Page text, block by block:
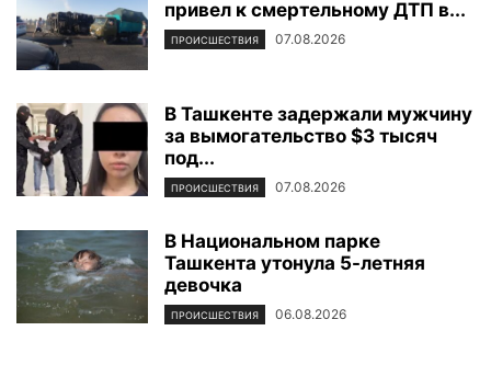
привел к смертельному ДТП в...
ПРОИСШЕСТВИЯ 07.08.2026
В Ташкенте задержали мужчину
за вымогательство $3 тысяч
под...
ПРОИСШЕСТВИЯ 07.08.2026
В Национальном парке
Ташкента утонула 5-летняя
девочка
ПРОИСШЕСТВИЯ 06.08.2026